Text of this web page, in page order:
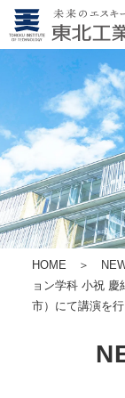
HOME ＞
ョン学科 小祝 慶
市）にて講演を